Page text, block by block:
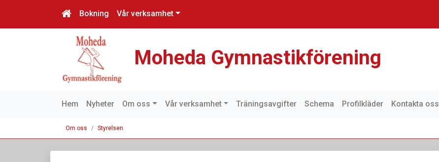
Bokning Vår verksamhet
Moheda Gymnastikförening
Hem Nyheter Om oss Vår verksamhet Träningsavgifter Schema Profilkläder Kontakta oss
Om oss Styrelsen